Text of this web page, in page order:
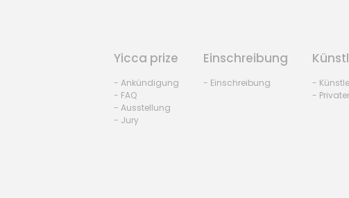
Yicca prize
- Ankündigung
- FAQ
- Ausstellung
- Jury
Einschreibung
- Einschreibung
-
-